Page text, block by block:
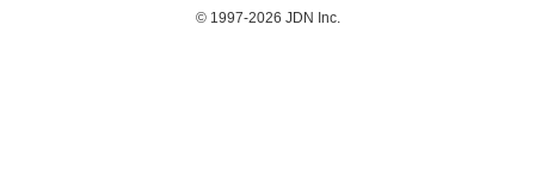
© 1997-2026 JDN Inc.